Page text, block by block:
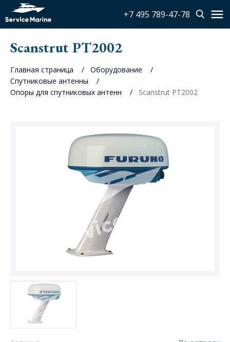
+7 495 789-47-78
Scanstrut PT2002
Главная страница
Оборудование
Спутниковые антенны
Опоры для спутниковых антенн
Scanstrut PT2002